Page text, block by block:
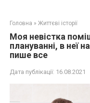
Головна » Життєві історії
Моя невістка
плануванні, в неї
пише все
Дата публікації: 16.08.2021